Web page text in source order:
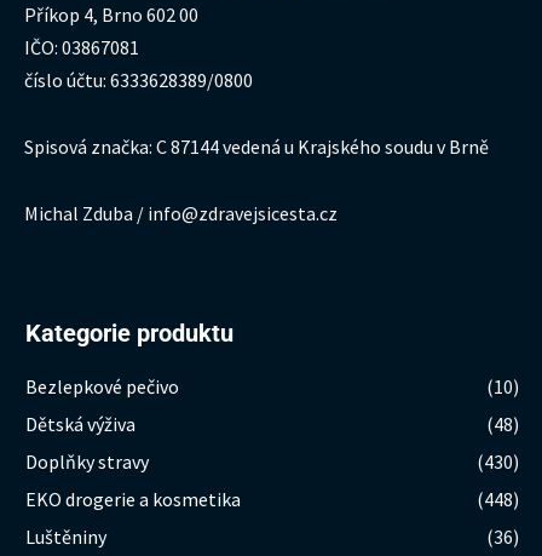
Příkop 4, Brno 602 00
IČO: 03867081
číslo účtu: 6333628389/0800
Spisová značka: C 87144 vedená u Krajského soudu v Brně
Michal Zduba / info@zdravejsicesta.cz
Kategorie produktu
Bezlepkové pečivo
(10)
Dětská výživa
(48)
Doplňky stravy
(430)
EKO drogerie a kosmetika
(448)
Luštěniny
(36)